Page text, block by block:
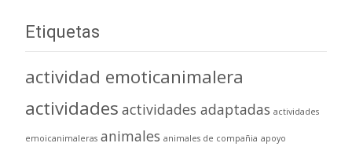
Etiquetas
actividad emoticanimalera
actividades actividades adaptadas actividades
emoicanimaleras animales animales de compañia apoyo